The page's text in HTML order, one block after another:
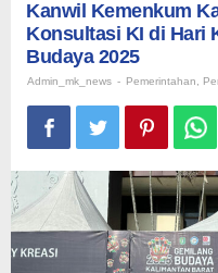
di
Kanwil Kemenkum
Konsultasi KI di Hari
Budaya 2025
Admin_mk_news - Pemerintahan